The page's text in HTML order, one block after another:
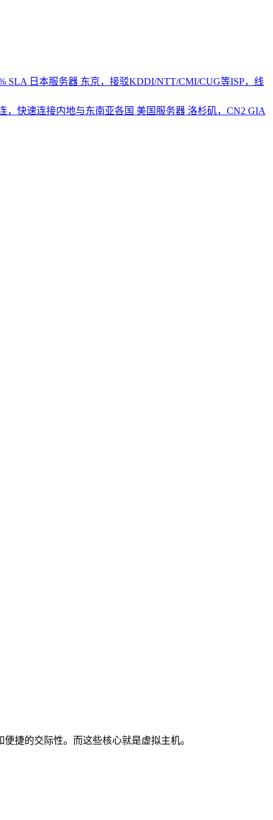
SLA 日本服务器 东京，接驳KDDI/NTT/CMI/CUG等ISP，线
，快速连接内地与东南亚各国 美国服务器 洛杉矶，CN2 GIA
捷的交际性。而这些核心就是虚拟主机。